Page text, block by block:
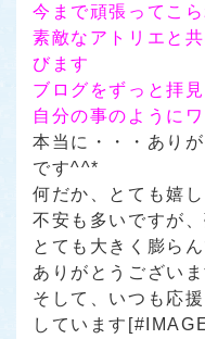
今まで頑張ってこ
素敵なアトリエと
びます
ブログをずっと拝
自分の事のように
本当に・・・あり
です^^*
何だか、とても嬉
不安も多いですが
とても大きく膨ら
ありがとうござい
そして、いつも応
しています